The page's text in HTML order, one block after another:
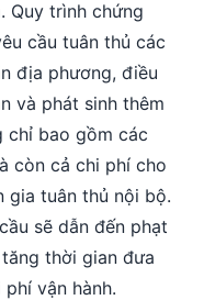
Quy trình chứng
cầu tuân thủ các
địa phương, điều
và phát sinh thêm
chỉ bao gồm các
còn cả chi phí cho
gia tuân thủ nội bộ.
sẽ dẫn đến phạt
thời gian đưa
vận hành.